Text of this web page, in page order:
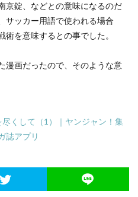
京錠、などとの意味になるのだ
サッカー用語で使われる場合
を意味するとの事でした。
漫画だったので、そのような意
くして（1）｜ヤンジャン！集
誌アプリ